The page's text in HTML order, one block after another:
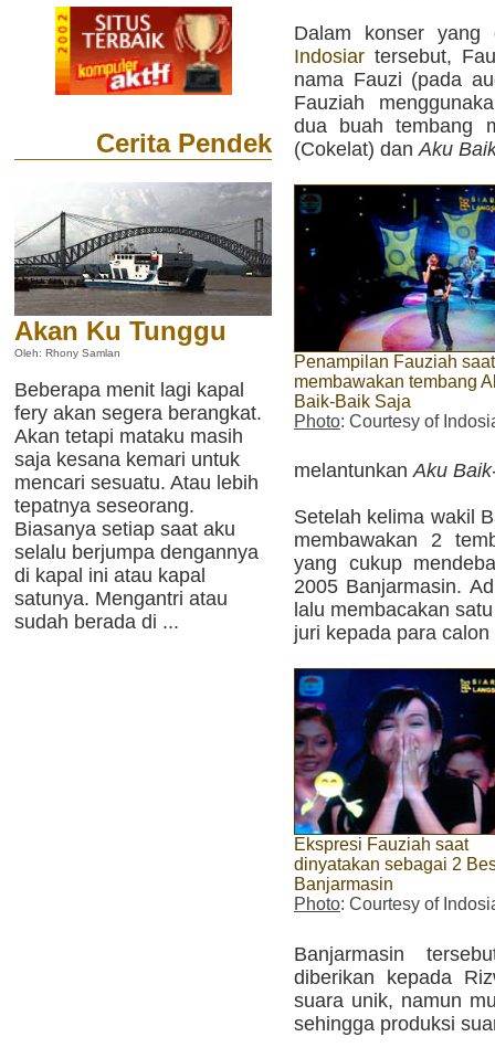
Cerita Pendek
Akan Ku Tunggu
Oleh: Rhony Samlan
Beberapa menit lagi kapal
fery akan segera berangkat.
Akan tetapi mataku masih
saja kesana kemari untuk
mencari sesuatu. Atau lebih
tepatnya seseorang.
Biasanya setiap saat aku
selalu berjumpa dengannya
di kapal ini atau kapal
satunya. Mengantri atau
sudah berada di ...
Dalam konser yang
Indosiar tersebut,
nama Fauzi (pada
Fauziah
dua buah tembang
(Cokelat) danAku
Penampilan Fauziah saat
membawakan tembang
Baik-Baik Saja
Photo: Courtesy of
melantunkanAku
Setelah kelima wakil
membawakan 2
yang cukup
2005 Banjarmasin.
lalu membacakan
juri kepada para
Ekspresi Fauziah saat
dinyatakan sebagai 2
Banjarmasin
Photo: Courtesy of
Banjarmasin
diberikan kepada
suara unik, namun
sehingga produksi